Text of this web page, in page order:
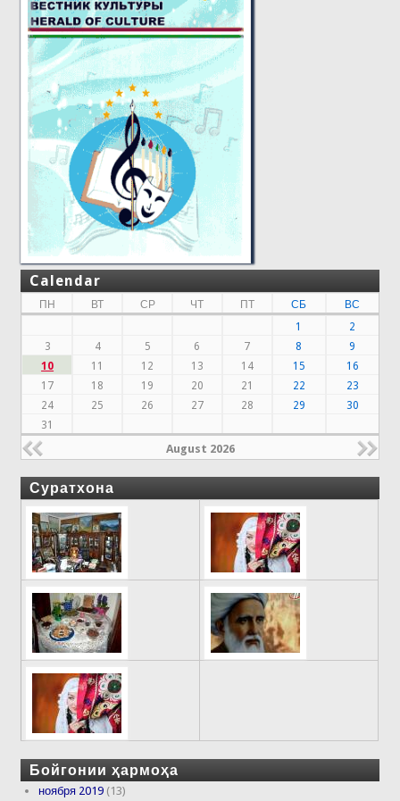
Calendar
ПН ВТ СР ЧТ ПТ СБ
ВС
1
2
3
4 5 6 7 8
9
10
11 12 13 14 15
16
17
18 19 20 21 22
23
24
25 26 27 28 29
30
31
August 2026
Суратхона
Бойгонии ҳармоҳа
ноября 2019 (13)